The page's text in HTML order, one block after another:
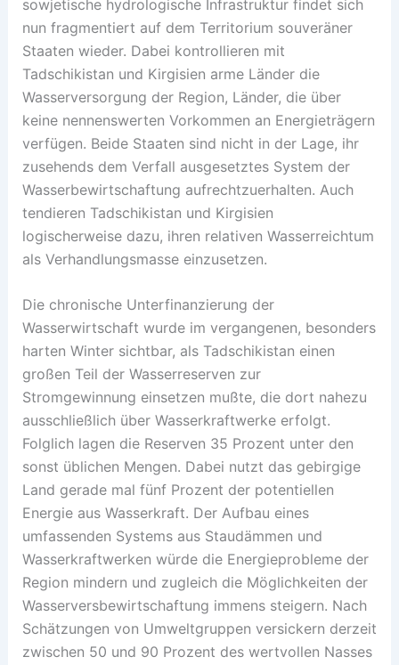
sowjetische hydrologische Infrastruktur findet sich
nun fragmentiert auf dem Territorium souveräner
Staaten wieder. Dabei kontrollieren mit
Tadschikistan und Kirgisien arme Länder die
Wasserversorgung der Region, Länder, die über
keine nennenswerten Vorkommen an Energieträgern
verfügen. Beide Staaten sind nicht in der Lage, ihr
zusehends dem Verfall ausgesetztes System der
Wasserbewirtschaftung aufrechtzuerhalten. Auch
tendieren Tadschikistan und Kirgisien
logischerweise dazu, ihren relativen Wasserreichtum
als Verhandlungsmasse einzusetzen.
Die chronische Unterfinanzierung der
Wasserwirtschaft wurde im vergangenen, besonders
harten Winter sichtbar, als Tadschikistan einen
großen Teil der Wasserreserven zur
Stromgewinnung einsetzen mußte, die dort nahezu
ausschließlich über Wasserkraftwerke erfolgt.
Folglich lagen die Reserven 35 Prozent unter den
sonst üblichen Mengen. Dabei nutzt das gebirgige
Land gerade mal fünf Prozent der potentiellen
Energie aus Wasserkraft. Der Aufbau eines
umfassenden Systems aus Staudämmen und
Wasserkraftwerken würde die Energieprobleme der
Region mindern und zugleich die Möglichkeiten der
Wasserversbewirtschaftung immens steigern. Nach
Schätzungen von Umweltgruppen versickern derzeit
zwischen 50 und 90 Prozent des wertvollen Nasses